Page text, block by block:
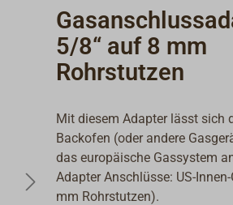
5/8“ auf 8 mm
Rohrstutzen
Mit diesem Adapter lässt sich
Backofen (oder andere
das europäische Gassystem
Adapter Anschlüsse: US-
mm Rohrstutzen).